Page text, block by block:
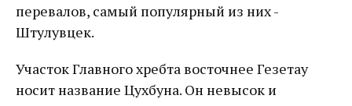
перевалов, самый популярный из них -
Штулувцек.
Участок Главного хребта восточнее Гезетау
носит название Цухбуна. Он невысок и